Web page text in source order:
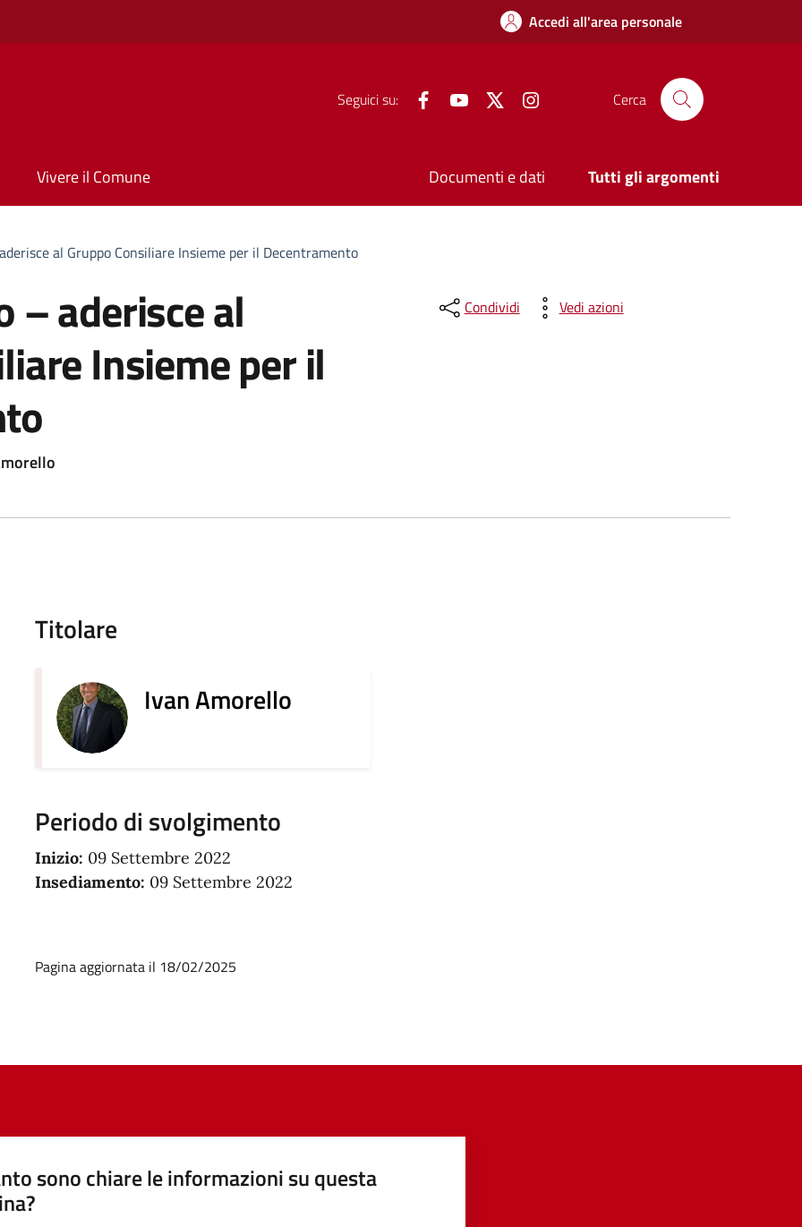
Accedi all'area personale
Seguici su: FacebookYouTube Twitter Cerca
Vivere il Comune Documenti e dati Tutti gli argomenti
al Gruppo Consiliare Insieme per il Decentramento
– aderisce al
Insieme per il
Condividi Vedi azioni
Titolare
Ivan Amorello
Periodo di svolgimento
Inizio: 09 Settembre 2022
Insediamento: 09 Settembre 2022
Pagina aggiornata il 18/02/2025
sono chiare le informazioni su questa